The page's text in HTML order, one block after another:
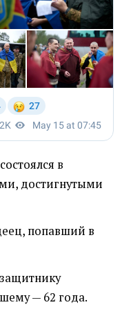
в
достигнутыми
попавший в
— 62 года.